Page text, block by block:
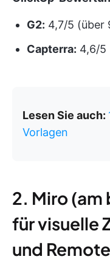
G2: 4,7/5 (über
Capterra: 4,6/5
Lesen Sie auch:
Vorlagen
2. Miro
für visuelle
und